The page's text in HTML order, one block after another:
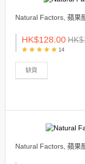
Natural Factors, 蘋果
HK$128.00
14
缺貨
Natural Factors, 蘋果